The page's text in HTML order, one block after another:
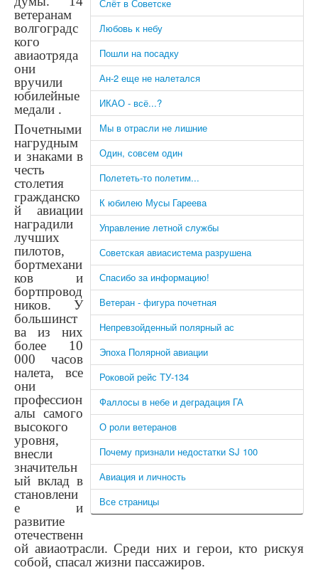
Слёт в Советске
Любовь к небу
Пошли на посадку
Ан-2 еще не налетался
ИКАО - всё...?
Мы в отрасли не лишние
Один, совсем один
Полететь-то полетим...
К юбилею Мусы Гареева
Управление летной службы
Советская авиасистема разрушена
Спасибо за информацию!
Ветеран - фигура почетная
Непревзойденный полярный ас
Эпоха Полярной авиации
Роковой рейс ТУ-134
Фаллосы в небе и деградация ГА
О роли ветеранов
Почему признали недостатки SJ 100
Авиация и личность
Все страницы
ветеранам
волгоградс
кого
авиаотряда
они
вручили
юбилейные
медали .
Почетными
нагрудным
и знаками в
честь
столетия
гражданско
й авиации
наградили
лучших
пилотов,
бортмехани
ков и
бортпровод
ников. У
большинст
ва из них
более 10
000 часов
налета, все
они
профессион
алы самого
высокого
уровня,
внесли
значительн
ый вклад в
становлени
е и
развитие
отечественн
ой авиаотрасли. Среди них и герои, кто рискуя
собой, спасал жизни пассажиров.